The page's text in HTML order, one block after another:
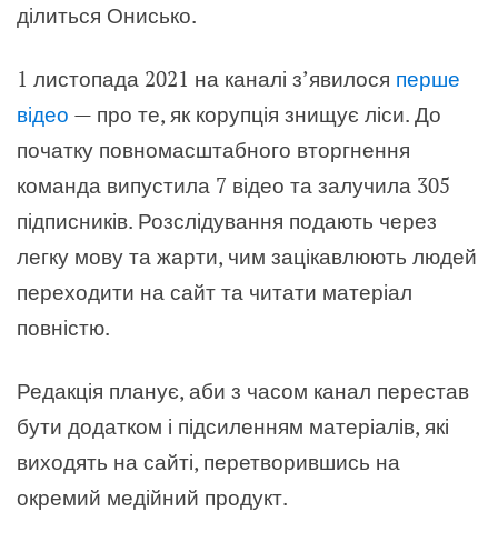
ділиться Онисько.
1 листопада 2021 на каналі з’явилося перше
відео — про те, як корупція знищує ліси. До
початку повномасштабного вторгнення
команда випустила 7 відео та залучила 305
підписників. Розслідування подають через
легку мову та жарти, чим зацікавлюють людей
переходити на сайт та читати матеріал
повністю.
Редакція планує, аби з часом канал перестав
бути додатком і підсиленням матеріалів, які
виходять на сайті, перетворившись на
окремий медійний продукт.